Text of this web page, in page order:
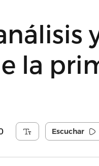
la
Escuchar